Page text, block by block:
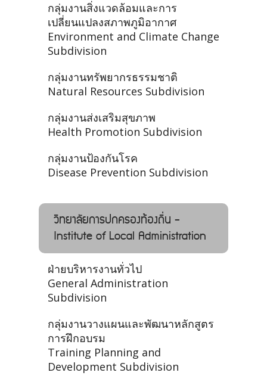
กลุ่มงานสิ่งแวดล้อมและการ
เปลี่ยนแปลงสภาพภูมิอากาศ
Environment and Climate Change
Subdivision
กลุ่มงานทรัพยากรธรรมชาติ
Natural Resources Subdivision
กลุ่มงานส่งเสริมสุขภาพ
Health Promotion Subdivision
กลุ่มงานป้องกันโรค
Disease Prevention Subdivision
วิทยาลัยการปกครองท้องถิ่น -
Institute of Local Administration
ฝ่ายบริหารงานทั่วไป
General Administration
Subdivision
กลุ่มงานวางแผนและพัฒนาหลักสูตร
การฝึกอบรม
Training Planning and
Development Subdivision